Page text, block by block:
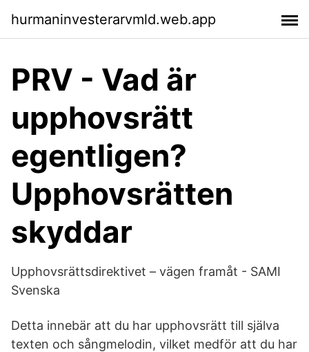
hurmaninvesterarvmld.web.app
PRV - Vad är
upphovsrätt
egentligen?
Upphovsrätten
skyddar
Upphovsrättsdirektivet – vägen framåt - SAMI
Svenska
Detta innebär att du har upphovsrätt till själva
texten och sångmelodin, vilket medför att du har